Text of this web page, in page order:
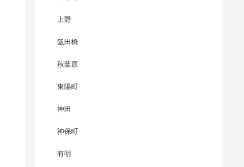
上野
飯田橋
秋葉原
東陽町
神田
神保町
有明